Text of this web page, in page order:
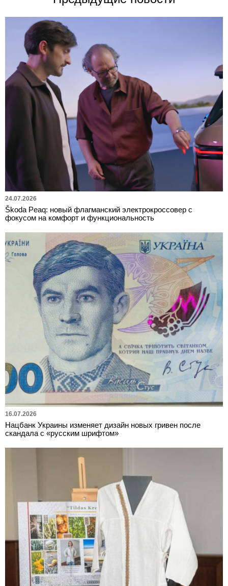
24.07.2026
Škoda Peaq: новый флагманский электрокроссовер с
фокусом на комфорт и функциональность
16.07.2026
Нацбанк Украины изменяет дизайн новых гривен после
скандала с «русским шрифтом»